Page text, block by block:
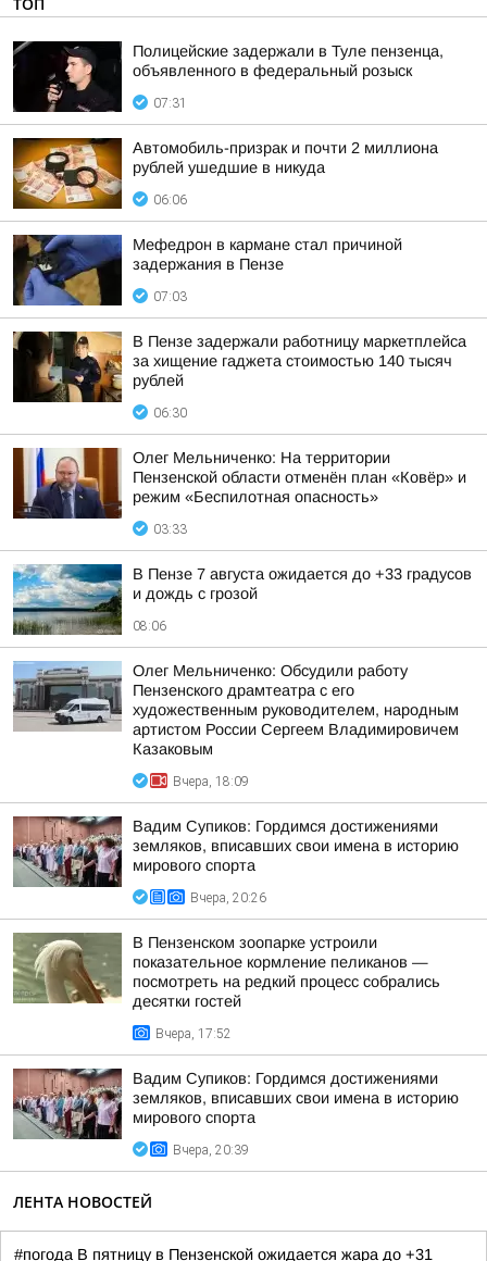
Полицейские задержали в Туле пензенца,
объявленного в федеральный розыск
07:31
Автомобиль-призрак и почти 2 миллиона
рублей ушедшие в никуда
06:06
Мефедрон в кармане стал причиной
задержания в Пензе
07:03
В Пензе задержали работницу маркетплейса
за хищение гаджета стоимостью 140 тысяч
рублей
06:30
Олег Мельниченко: На территории
Пензенской области отменён план «Ковёр» и
режим «Беспилотная опасность»
03:33
В Пензе 7 августа ожидается до +33 градусов
и дождь с грозой
08:06
Олег Мельниченко: Обсудили работу
Пензенского драмтеатра с его
художественным руководителем, народным
артистом России Сергеем Владимировичем
Казаковым
Вчера, 18:09
Вадим Супиков: Гордимся достижениями
земляков, вписавших свои имена в историю
мирового спорта
Вчера, 20:26
В Пензенском зоопарке устроили
показательное кормление пеликанов —
посмотреть на редкий процесс собрались
десятки гостей
Вчера, 17:52
Вадим Супиков: Гордимся достижениями
земляков, вписавших свои имена в историю
мирового спорта
Вчера, 20:39
ЛЕНТА НОВОСТЕЙ
#погода В пятницу в Пензенской ожидается жара до +31